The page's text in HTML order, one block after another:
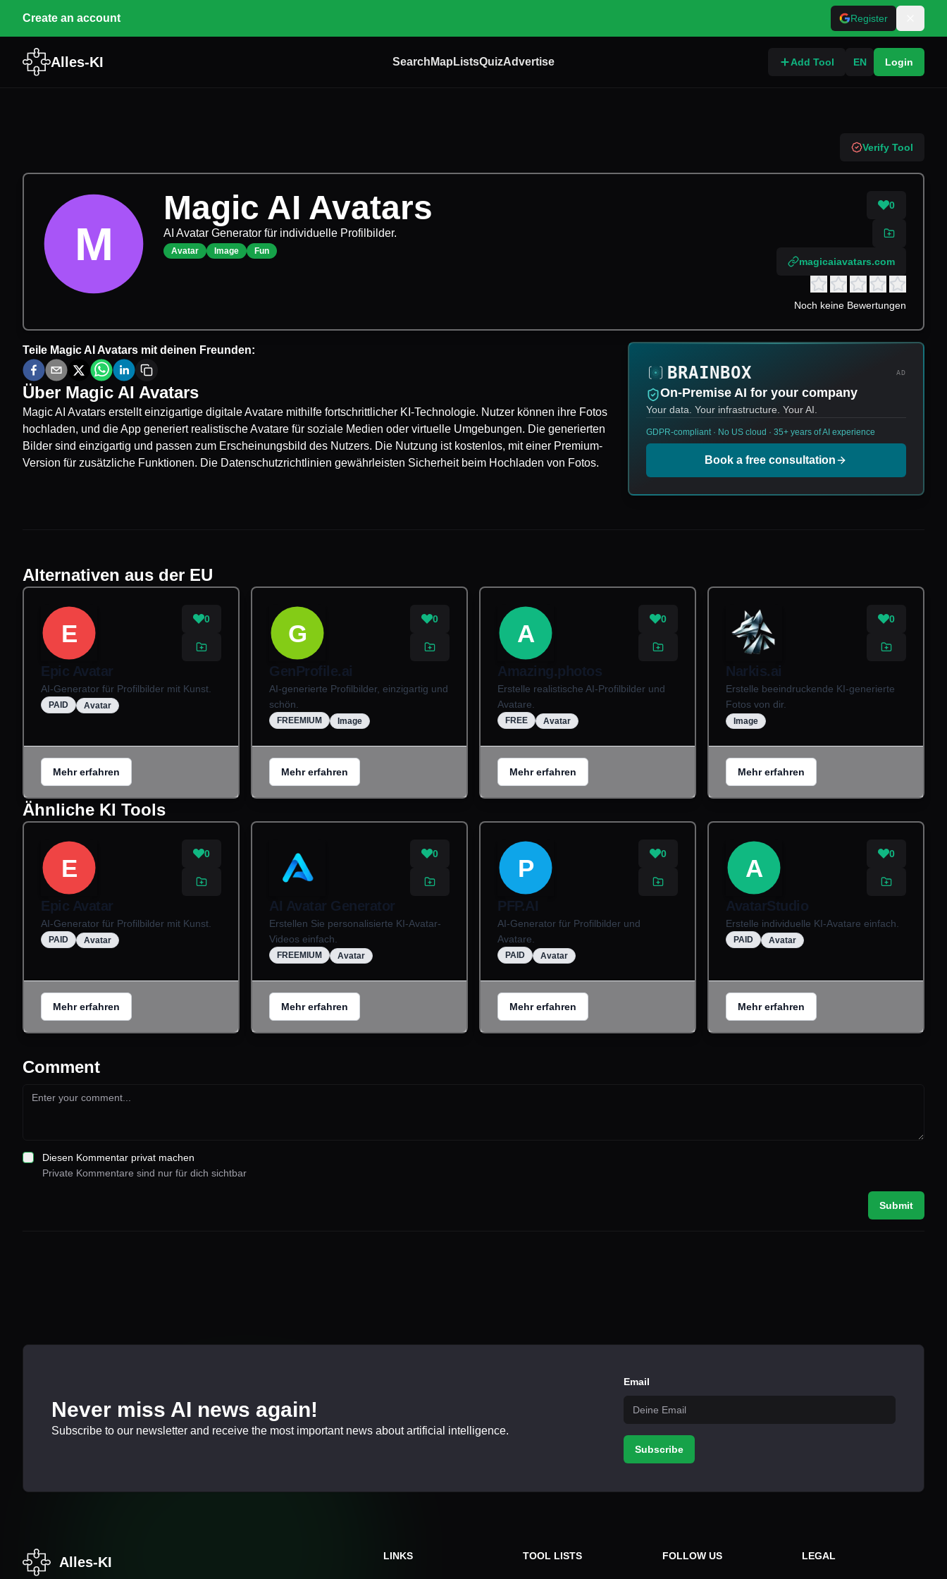
Create an account Register
Alles-KI Search Map ListsQuizAdvertise Add Tool EN Login
Verify Tool
M
Magic AI Avatars
AI Avatar Generator für individuelle Profilbilder.
Avatar Image Fun
0
magicaiavatars.com
Noch keine Bewertungen
Teile Magic AI Avatars mit deinen Freunden:
Über Magic AI Avatars
Magic AI Avatars erstellt einzigartige digitale Avatare mithilfe fortschrittlicher KI-Technologie. Nutzer können ihre Fotos
hochladen, und die App generiert realistische Avatare für soziale Medien oder virtuelle Umgebungen. Die generierten
Bilder sind einzigartig und passen zum Erscheinungsbild des Nutzers. Die Nutzung ist kostenlos, mit einer Premium-
Version für zusätzliche Funktionen. Die Datenschutzrichtlinien gewährleisten Sicherheit beim Hochladen von Fotos.
AD
On-Premise AI for your company
Your data. Your infrastructure. Your AI.
GDPR-compliant · No US cloud · 35+ years of AI experience
Book a free consultation
Alternativen aus der EU
E
0
Epic Avatar
AI-Generator für Profilbilder mit Kunst.
PAID Avatar
Mehr erfahren
G
0
GenProfile.ai
AI-generierte Profilbilder, einzigartig und
schön.
FREEMIUM Image
Mehr erfahren
A
0
Amazing.photos
Erstelle realistische AI-Profilbilder und
Avatare.
FREE Avatar
Mehr erfahren
0
Narkis.ai
Erstelle beeindruckende KI-generierte
Fotos von dir.
Image
Mehr erfahren
Ähnliche KI Tools
E
0
Epic Avatar
AI-Generator für Profilbilder mit Kunst.
PAID Avatar
Mehr erfahren
0
AI Avatar Generator
Erstellen Sie personalisierte KI-Avatar-
Videos einfach.
FREEMIUM Avatar
Mehr erfahren
P
0
PFP.AI
AI-Generator für Profilbilder und
Avatare.
PAID Avatar
Mehr erfahren
A
0
AvatarStudio
Erstelle individuelle KI-Avatare einfach.
PAID Avatar
Mehr erfahren
Comment
Diesen Kommentar privat machen
Private Kommentare sind nur für dich sichtbar
Submit
Never miss AI news again!
Subscribe to our newsletter and receive the most important news about artificial intelligence.
Email
Subscribe
Alles-KI LINKS TOOL LISTS FOLLOW US LEGAL